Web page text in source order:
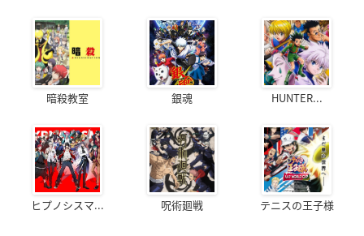
暗殺教室 銀魂 HUNTER...
ヒプノシスマ... 呪術廻戦 テニスの王子様